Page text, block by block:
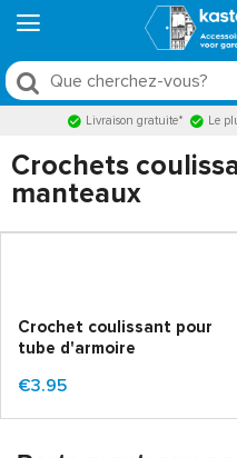
Livraison gratuite* Le
Crochets
manteaux
Crochet coulissant pour
tube d'armoire
€3.95